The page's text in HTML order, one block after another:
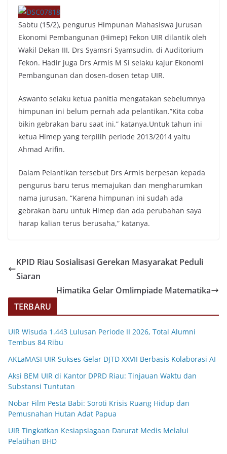
Sabtu (15/2), pengurus Himpunan Mahasiswa Jurusan
Ekonomi Pembangunan (Himep) Fekon UIR dilantik oleh
Wakil Dekan III, Drs Syamsri Syamsudin, di Auditorium
Fekon. Hadir juga Drs Armis M Si selaku kajur Ekonomi
Pembangunan dan dosen-dosen tetap UIR.
Aswanto selaku ketua panitia mengatakan sebelumnya
himpunan ini belum pernah ada pelantikan.”Kita coba
bikin gebrakan baru saat ini,” katanya.Untuk tahun ini
ketua Himep yang terpilih periode 2013/2014 yaitu
Ahmad Arifin.
Dalam Pelantikan tersebut Drs Armis berpesan kepada
pengurus baru terus memajukan dan mengharumkan
nama jurusan. “Karena himpunan ini sudah ada
gebrakan baru untuk Himep dan ada perubahan saya
harap kalian terus berusaha,” katanya.
KPID Riau Sosialisasi Gerekan Masyarakat Peduli
Siaran
Himatika Gelar Omlimpiade Matematika
TERBARU
UIR Wisuda 1.443 Lulusan Periode II 2026, Total Alumni
Tembus 84 Ribu
AKLaMASI UIR Sukses Gelar DJTD XXVII Berbasis Kolaborasi AI
Aksi BEM UIR di Kantor DPRD Riau: Tinjauan Waktu dan
Substansi Tuntutan
Nobar Film Pesta Babi: Soroti Krisis Ruang Hidup dan
Pemusnahan Hutan Adat Papua
UIR Tingkatkan Kesiapsiagaan Darurat Medis Melalui
Pelatihan BHD